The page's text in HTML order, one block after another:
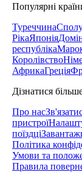
Популярні
Туреччина
РікаЯпонія
республіка
Королівство
АфрикаГреція
Дізнатися
Про нас
пристрої
поїздці
Політика
Умови та
Правила